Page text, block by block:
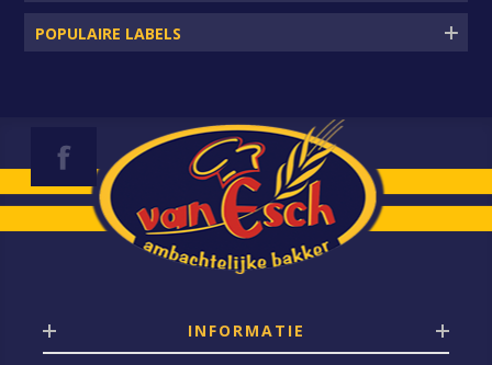
POPULAIRE LABELS
INFORMATIE